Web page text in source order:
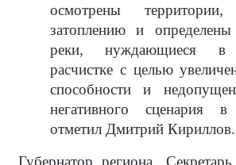
осмотрены территории,
затоплению и
реки, нуждающиеся в
расчистке с целью
способности и
негативного сценария
отметил Дмитрий Кириллов.
Губернатор региона,